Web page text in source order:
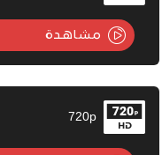
مشاهدة
720p